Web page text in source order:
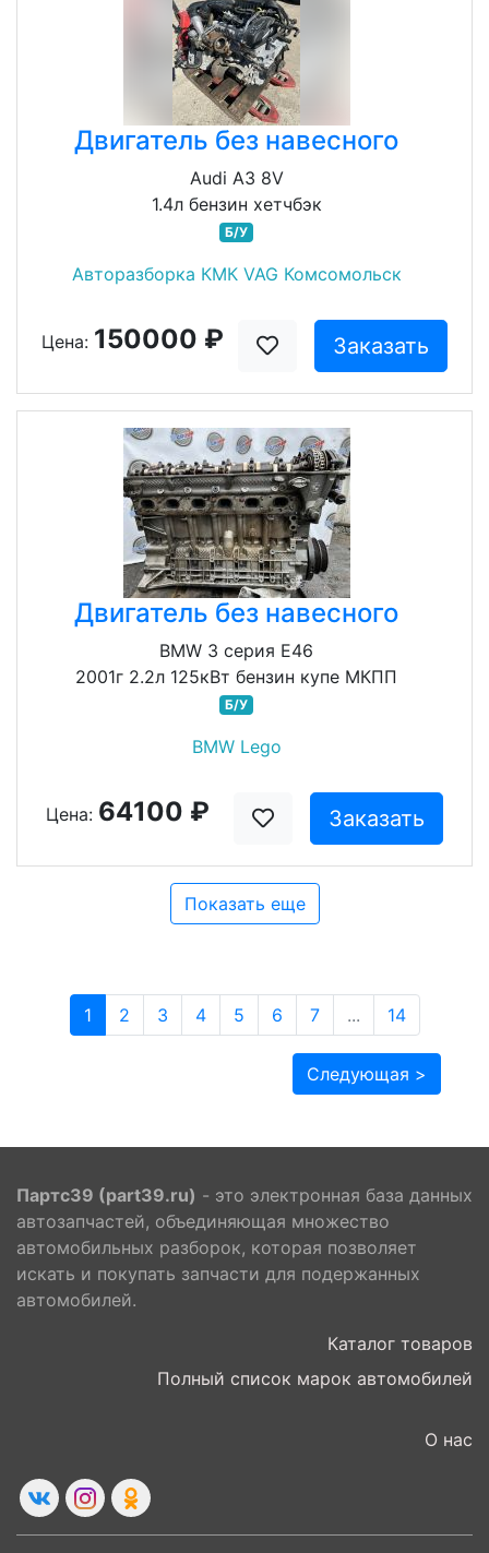
Двигатель без навесного
Audi A3 8V
1.4л бензин хетчбэк
Б/У
Авторазборка КМК VAG Комсомольск
Цена: 150000 ₽ Заказать
Двигатель без навесного
BMW 3 серия E46
2001г 2.2л 125кВт бензин купе МКПП
Б/У
BMW Lego
Цена: 64100 ₽ Заказать
Показать еще
1 2 3 4 5 6 7 ... 14
Следующая >
Партс39 (part39.ru) - это электронная база данных
автозапчастей, объединяющая множество
автомобильных разборок, которая позволяет
искать и покупать запчасти для подержанных
автомобилей.
Каталог товаров
Полный список марок автомобилей
О нас